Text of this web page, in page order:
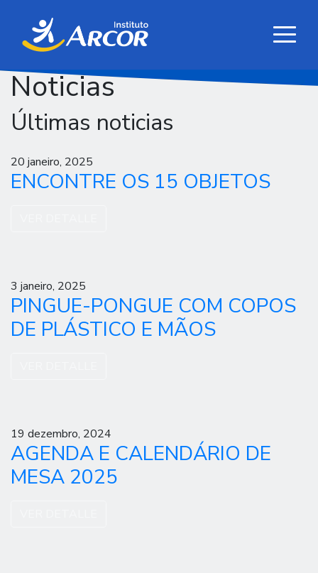
Noticias
Últimas noticias
20 janeiro, 2025
ENCONTRE OS 15 OBJETOS
3 janeiro, 2025
PINGUE-PONGUE COM COPOS
DE PLÁSTICO E MÃOS
19 dezembro, 2024
AGENDA E CALENDÁRIO DE
MESA 2025